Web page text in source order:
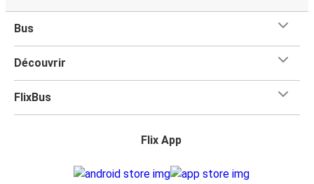
Bus
Découvrir
FlixBus
Flix App